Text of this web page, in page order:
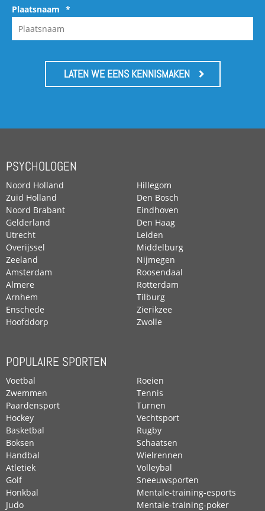
Plaatsnaam *
LATEN WE EENS KENNISMAKEN
PSYCHOLOGEN
Noord Holland
Zuid Holland
Noord Brabant
Gelderland
Utrecht
Overijssel
Zeeland
Amsterdam
Almere
Arnhem
Enschede
Hoofddorp
Hillegom
Den Bosch
Eindhoven
Den Haag
Leiden
Middelburg
Nijmegen
Roosendaal
Rotterdam
Tilburg
Zierikzee
Zwolle
POPULAIRE SPORTEN
Voetbal
Zwemmen
Paardensport
Hockey
Basketbal
Boksen
Handbal
Atletiek
Golf
Honkbal
Judo
Roeien
Tennis
Turnen
Vechtsport
Rugby
Schaatsen
Wielrennen
Volleybal
Sneeuwsporten
Mentale-training-esports
Mentale-training-poker